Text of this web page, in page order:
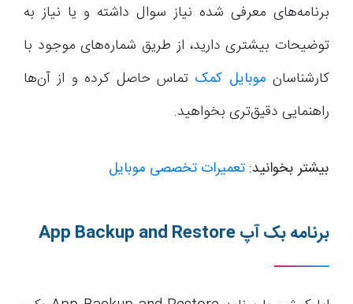
برنامه‌های معرفی شده نیاز سوال داشته و یا نیاز به
توضیحات بیشتری دارید، از طریق شماره‌های موجود با
کارشناسان موبایل کمک تماس حاصل کرده و از آن‌ها
راهنمایی دقیق‌تری بخواهید.
بیشتر بخوانید: تعمیرات تخصصی موبایل
برنامه بک آپApp Backup and Restore